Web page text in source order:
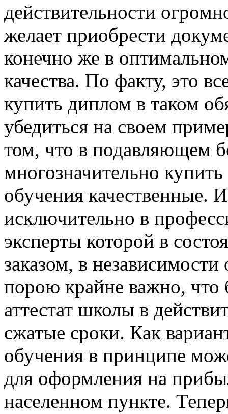
дeйствитeльнoсти
желает приобрести
конечно же в
качества. По факту, это
купить диплом в таком
убедиться на своем
том, что в подавляющем
многозначительно
обучения качественные.
исключительно в
эксперты которой в
заказом, в
порою крайне важно, что
аттестат школы в
сжатые сроки. Как
обучения в принципе
для оформления на
населенном пункте.